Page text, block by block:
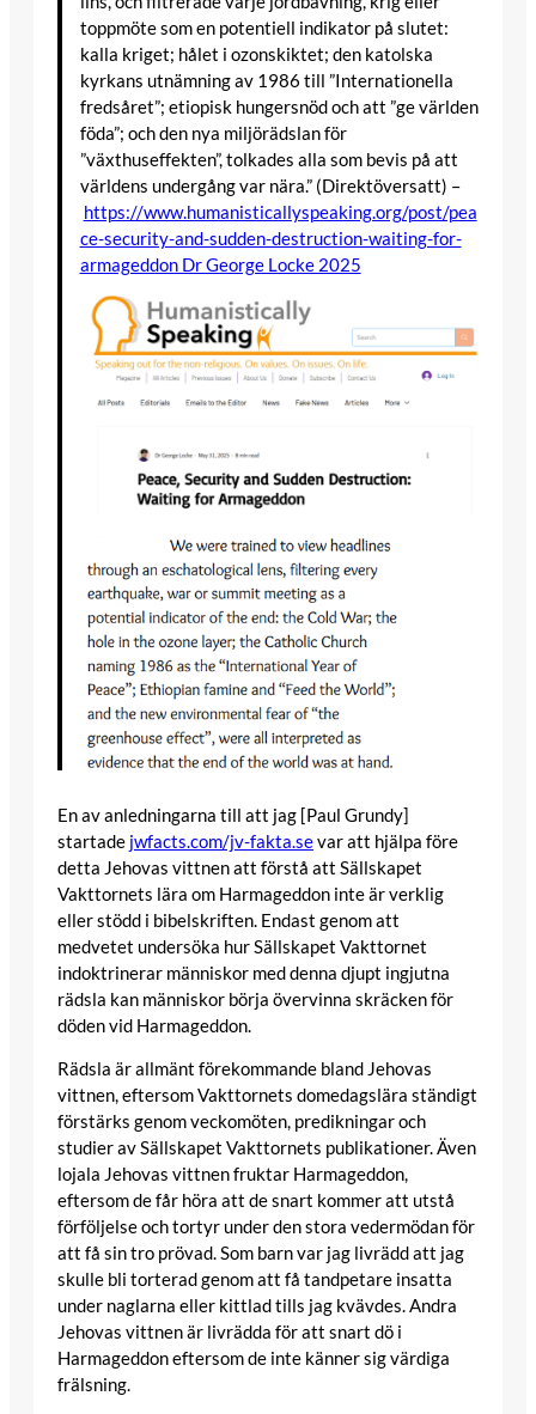
toppmöte som en potentiell indikator på slutet:
kalla kriget; hålet i ozonskiktet; den katolska
kyrkans utnämning av 1986 till ”Internationella
fredsåret”; etiopisk hungersnöd och att ”ge världen
föda”; och den nya miljörädslan för
”växthuseffekten”, tolkades alla som bevis på att
världens undergång var nära.” (Direktöversatt) –
https://www.humanisticallyspeaking.org/post/pea
ce-security-and-sudden-destruction-waiting-for-
armageddon Dr George Locke 2025
En av anledningarna till att jag [Paul Grundy]
startade jwfacts.com/jv-fakta.sevar att hjälpa före
detta Jehovas vittnen att förstå att Sällskapet
Vakttornets lära om Harmageddon inte är verklig
eller stödd i bibelskriften. Endast genom att
medvetet undersöka hur Sällskapet Vakttornet
indoktrinerar människor med denna djupt ingjutna
rädsla kan människor börja övervinna skräcken för
döden vid Harmageddon.
Rädsla är allmänt förekommande bland Jehovas
vittnen, eftersom Vakttornets domedagslära ständigt
förstärks genom veckomöten, predikningar och
studier av Sällskapet Vakttornets publikationer. Även
lojala Jehovas vittnen fruktar Harmageddon,
eftersom de får höra att de snart kommer att utstå
förföljelse och tortyr under den stora vedermödan för
att få sin tro prövad. Som barn var jag livrädd att jag
skulle bli torterad genom att få tandpetare insatta
under naglarna eller kittlad tills jag kvävdes. Andra
Jehovas vittnen är livrädda för att snart dö i
Harmageddon eftersom de inte känner sig värdiga
frälsning.